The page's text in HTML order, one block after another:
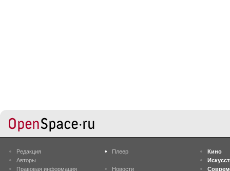
Редакция
Авторы
Правовая информация
Плеер
Новости
Кино